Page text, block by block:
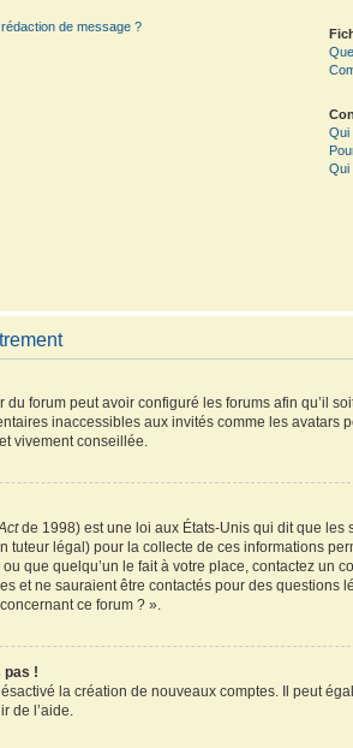
de message ?
Qui
Qui
forum peut avoir configuré les forums afin qu’il
inaccessibles aux invités comme les avatars
vivement conseillée.
de 1998) est une loi aux États-Unis qui dit que
tuteur légal) pour la collecte de ces informations
que quelqu’un le fait à votre place, contactez
et ne sauraient être contactés pour des questions
ce forum ? ».
pas !
la création de nouveaux comptes. Il peut
de l’aide.